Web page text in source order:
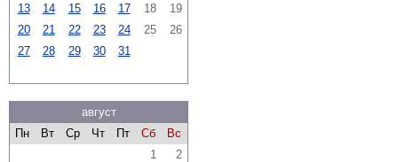
13
14 15 16 17 18
19
20
21 22 23 24 25
26
27
28 29 30 31
август
Пн
Вт Ср Чт Пт Сб
Вс
1
2